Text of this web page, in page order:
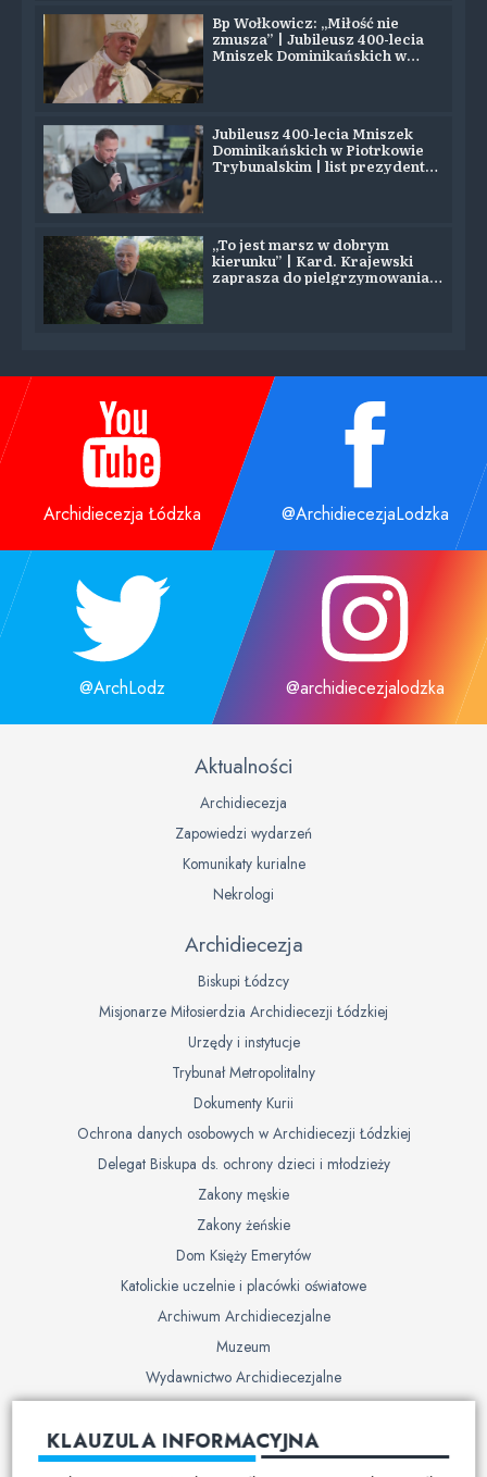
Bp Wołkowicz: „Miłość nie
zmusza” | Jubileusz 400-lecia
Mniszek Dominikańskich w
Jubileusz 400-lecia Mniszek
Dominikańskich w Piotrkowie
Trybunalskim | list prezydenta
„To jest marsz w dobrym
kierunku” | Kard. Krajewski
zaprasza do pielgrzymowania
Archidiecezja Łódzka @ArchidiecezjaLodzka
@ArchLodz @archidiecezjalodzka
Aktualności
Archidiecezja
Zapowiedzi wydarzeń
Komunikaty kurialne
Nekrologi
Archidiecezja
Biskupi Łódzcy
Misjonarze Miłosierdzia Archidiecezji Łódzkiej
Urzędy i instytucje
Trybunał Metropolitalny
Dokumenty Kurii
Ochrona danych osobowych w Archidiecezji Łódzkiej
Delegat Biskupa ds. ochrony dzieci i młodzieży
Zakony męskie
Zakony żeńskie
Dom Księży Emerytów
Katolickie uczelnie i placówki oświatowe
Archiwum Archidiecezjalne
Muzeum
Wydawnictwo Archidiecezjalne
Cmentarze
Duszpasterstwo
KLAUZULA INFORMACYJNA